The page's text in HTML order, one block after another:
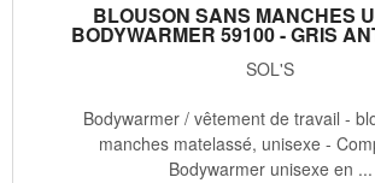
BLOUSON SANS MANCHES
BODYWARMER 59100 - GRIS
SOL'S
Bodywarmer / vêtement de travail -
manches matelassé, unisexe -
Bodywarmer unisexe en ...